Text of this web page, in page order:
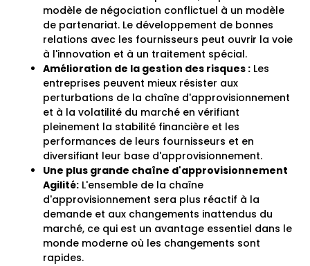
modèle de négociation conflictuel à un modèle
de partenariat. Le développement de bonnes
relations avec les fournisseurs peut ouvrir la voie
à l'innovation et à un traitement spécial.
Amélioration de la gestion des risques : Les
entreprises peuvent mieux résister aux
perturbations de la chaîne d'approvisionnement
et à la volatilité du marché en vérifiant
pleinement la stabilité financière et les
performances de leurs fournisseurs et en
diversifiant leur base d'approvisionnement.
Une plus grande chaîne d'approvisionnement
Agilité: L'ensemble de la chaîne
d'approvisionnement sera plus réactif à la
demande et aux changements inattendus du
marché, ce qui est un avantage essentiel dans le
monde moderne où les changements sont
rapides.